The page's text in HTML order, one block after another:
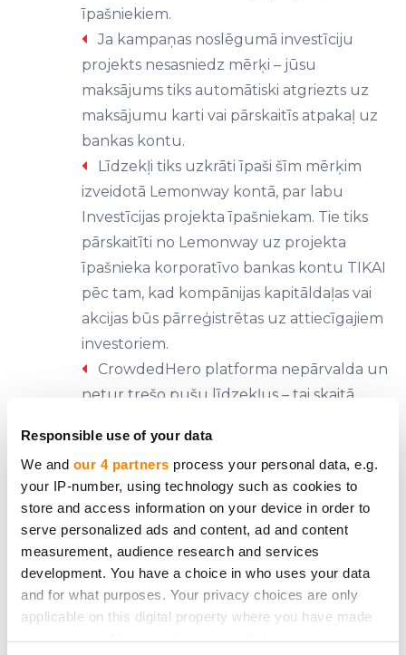
Responsible use of your data
We and our 4 partners process your personal data, e.g.
your IP-number, using technology such as cookies to
store and access information on your device in order to
serve personalized ads and content, ad and content
measurement, audience research and services
development. You have a choice in who uses your data
and for what purposes. Your privacy choices are only
applicable on this digital property where you have made
īpašniekiem.
Ja kampaņas noslēgumā investīciju
projekts nesasniedz mērķi – jūsu
maksājums tiks automātiski atgriezts uz
maksājumu karti vai pārskaitīs atpakaļ uz
bankas kontu.
Līdzekļi tiks uzkrāti īpaši šīm mērķim
izveidotā Lemonway kontā, par labu
Investīcijas projekta īpašniekam. Tie tiks
pārskaitīti no Lemonway uz projekta
īpašnieka korporatīvo bankas kontu TIKAI
pēc tam, kad kompānijas kapitāldaļas vai
akcijas būs pārreģistrētas uz attiecīgajiem
investoriem.
CrowdedHero platforma nepārvalda un
netur trešo pušu līdzekļus – tai skaitā
vai akcijām.
Kļūsti par akcionāru
Katrs investors tiks reģistrēts akcionāru
reģistrā.
Esi informēts un saņem peļņu.
Sekojot kompānijas jaunumiem un
sasniegumiem, komunicējiet ar kompānijas